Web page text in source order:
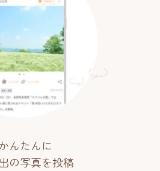
かんたんに
の写真を投稿